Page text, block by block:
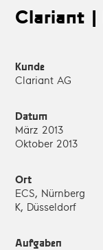
Clariant |
Kunde
Clariant AG
Datum
März 2013
Oktober 2013
Ort
ECS, Nürnberg
K, Düsseldorf
Aufgaben